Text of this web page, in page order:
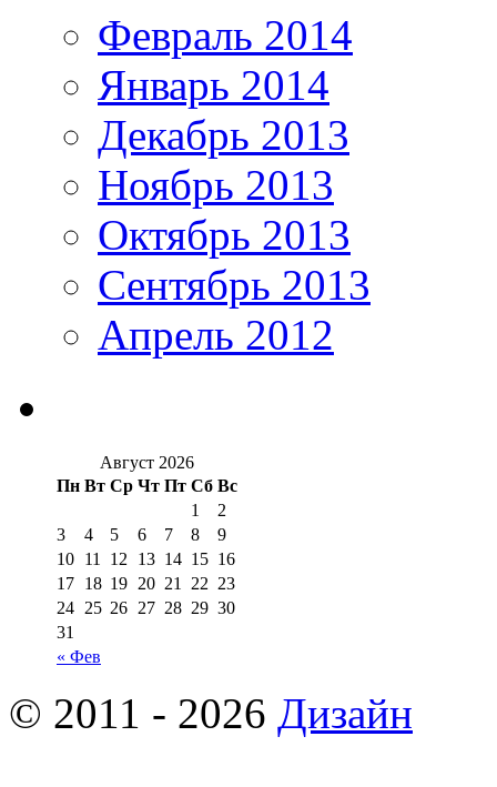
Февраль 2014
Январь 2014
Декабрь 2013
Ноябрь 2013
Октябрь 2013
Сентябрь 2013
Апрель 2012
Август 2026
Пн Вт Ср Чт Пт Сб Вс
« Фев
1
2
3
4 5 6 7 8
9
10 11 12 13 14 15 16
17 18 19 20 21 22 23
24 25 26 27 28 29 30
31
© 2011 - 2026 Дизайн